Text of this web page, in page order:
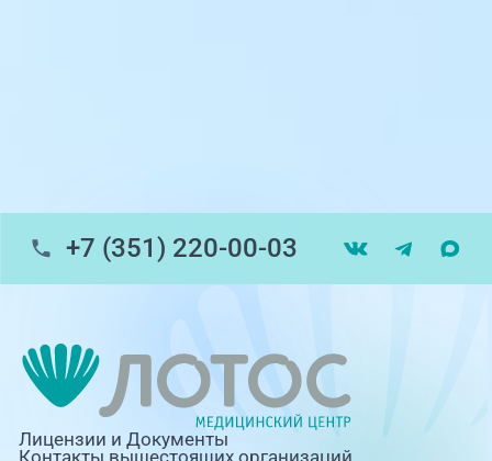
помощь)
Профосмотры, ул.Труда, 183Б
г. Златоуст, ул. Щербакова 2, строение 1
(ЦАОП)
+7 (351) 220-00-03
Лицензии и Документы
Контакты вышестоящих организаций